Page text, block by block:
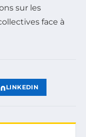
sur les
face à
LINKEDIN